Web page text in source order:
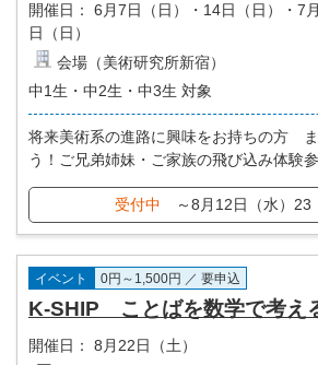
開催日：
6月7日（日）・14日（日）・7
日（日）
会場（美術研究所新宿）
中1生・中2生・中3生 対象
将来美術系の進路に興味をお持ちの方
う！ご兄弟姉妹・ご家族の飛び込み体験
受付中 ～8月12日（水）23
イベント 0円～1,500円 ／ 要申込
K-SHIP ことばを数学で考え
開催日：
8月22日（土）